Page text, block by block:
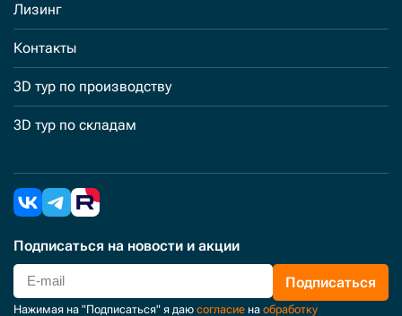
Лизинг
Контакты
3D тур по производству
3D тур по складам
Подписаться на новости и акции
Подписаться
Нажимая на "Подписаться" я даю согласие на обработку